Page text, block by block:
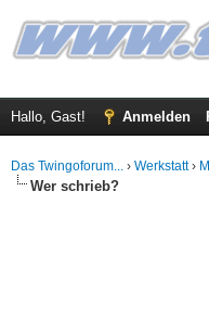
Hallo, Gast! Anmelden
Das Twingoforum... › Werkstatt›
Wer schrieb?